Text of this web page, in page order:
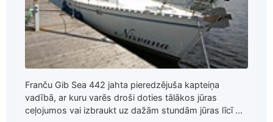
Franču Gib Sea 442 jahta pieredzējuša kapteiņa
vadībā, ar kuru varēs droši doties tālākos jūras
ceļojumos vai izbraukt uz dažām stundām jūras līcī ...